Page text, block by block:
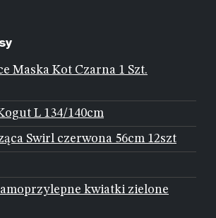
Maska Kot Czarna 1 Szt.
L 134/140cm
Swirl czerwona 56cm 12szt
kwiatki zielone